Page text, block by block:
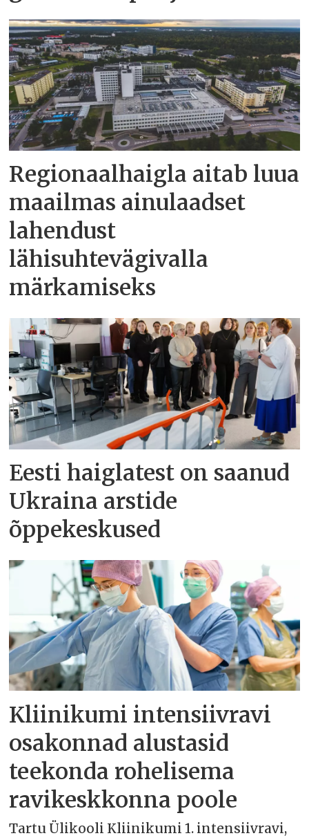
Regionaalhaigla aitab luua
maailmas ainulaadset
lahendust
lähisuhtevägivalla
märkamiseks
Eesti haiglatest on saanud
Ukraina arstide
õppekeskused
Kliinikumi intensiivravi
osakonnad alustasid
teekonda rohelisema
ravikeskkonna poole
Tartu Ülikooli Kliinikumi 1. intensiivravi,